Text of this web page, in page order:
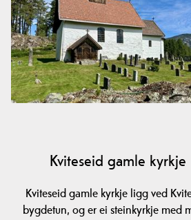
Kviteseid gamle kyrkje
Kviteseid gamle kyrkje ligg ved
bygdetun, og er ei steinkyrkje med